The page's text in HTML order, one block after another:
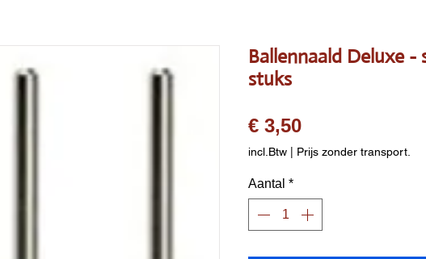
Ballennaald Deluxe -
stuks
€ 3,50Prijs
incl.Btw | Prijs zonder transport.
Aantal *